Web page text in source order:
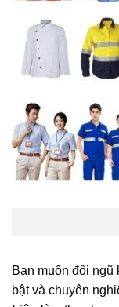
Bạn muốn đội ngũ
bật và chuyên